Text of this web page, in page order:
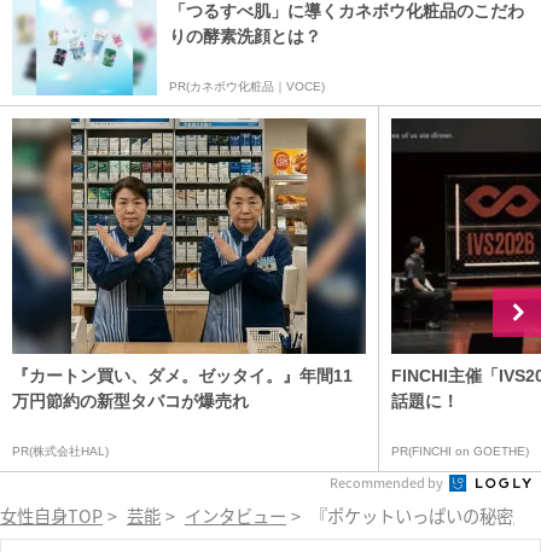
「つるすべ肌」に導くカネボウ化粧品のこだわ
りの酵素洗顔とは？
PR(カネボウ化粧品｜VOCE)
『カートン買い、ダメ。ゼッタイ。』年間11
万円節約の新型タバコが爆売れ
PR(株式会社HAL)
FINCHI主催「
話題に！
PR(FINCHI on GOETHE)
Recommended by
女性自身TOP > 芸能 > インタビュー > 『ポケットいっぱいの秘密